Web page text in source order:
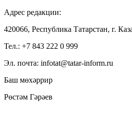
Адрес редакции:
420066, Республика Татарстан, г.
Тел.: +7 843 222 0 999
Эл. почта: infotat@tatar-inform.ru
Баш мөхәррир
Рөстәм Гәрәев